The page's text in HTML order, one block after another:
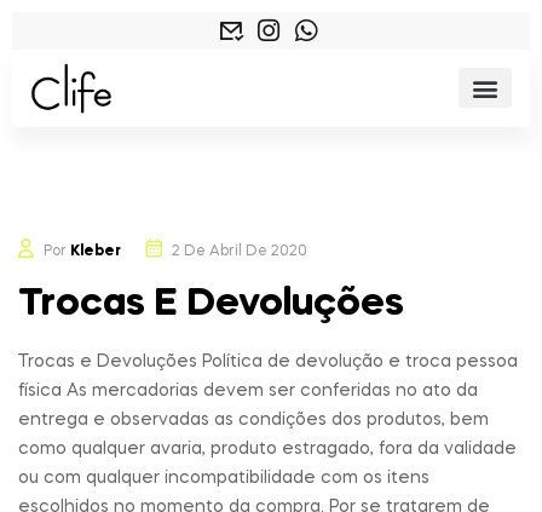
Por Kleber 2 De Abril De 2020
Trocas E Devoluções
Trocas e Devoluções Política de devolução e troca pessoa
física As mercadorias devem ser conferidas no ato da
entrega e observadas as condições dos produtos, bem
como qualquer avaria, produto estragado, fora da validade
ou com qualquer incompatibilidade com os itens
escolhidos no momento da compra. Por se tratarem de